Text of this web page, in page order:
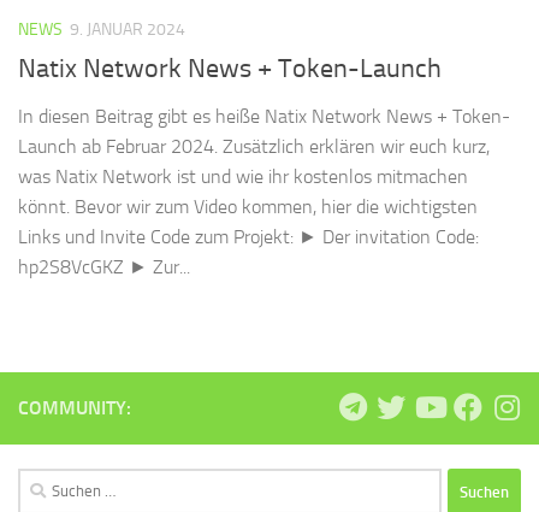
NEWS 9. JANUAR 2024
Natix Network News + Token-Launch
In diesen Beitrag gibt es heiße Natix Network News + Token-
Launch ab Februar 2024. Zusätzlich erklären wir euch kurz,
was Natix Network ist und wie ihr kostenlos mitmachen
könnt. Bevor wir zum Video kommen, hier die wichtigsten
Links und Invite Code zum Projekt: ► Der invitation Code:
hp2S8VcGKZ ► Zur...
COMMUNITY:
Suchen